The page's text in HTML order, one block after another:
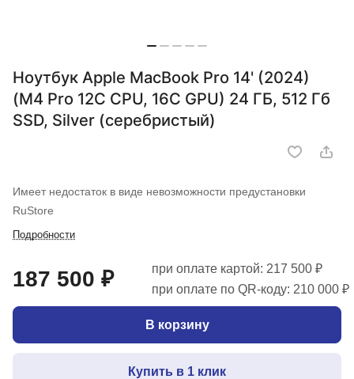
Ноутбук Apple MacBook Pro 14' (2024)
(M4 Pro 12C CPU, 16C GPU) 24 ГБ, 512 Гб
SSD, Silver (серебристый)
Имеет недостаток в виде невозможности предустановки
RuStore
Подробности
187 500 ₽
при оплате картой: 217 500 ₽
при оплате по QR-коду: 210 000 ₽
В корзину
Купить в 1 клик